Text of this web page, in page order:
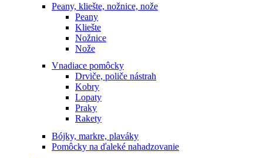
Peany, kliešte, nožnice, nože
Peany
Kliešte
Nožnice
Nože
Vnadiace pomôcky
Drviče, poliče nástrah
Kobry
Lopaty
Praky
Rakety
Bójky, markre, plaváky
Pomôcky na ďaleké nahadzovanie